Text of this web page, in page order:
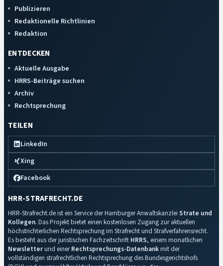
Publizieren
Redaktionelle Richtlinien
Redaktion
ENTDECKEN
Aktuelle Ausgabe
HRRS-Beiträge suchen
Archiv
Rechtsprechung
TEILEN
LinkedIn
Xing
Facebook
HRR-STRAFRECHT.DE
HRR-Strafrecht.de ist ein Service der Hamburger Anwaltskanzlei Strate und
Kollegen. Das Projekt bietet einen kostenlosen Zugang zur aktuellen
höchstrichterlichen Rechtsprechung im Strafrecht und Strafverfahrensrecht.
Es besteht aus der juristischen Fachzeitschrift HRRS, einem monatlichen
Newsletterund einerRechtsprechungs-Datenbankmit der
vollständigen strafrechtlichen Rechtsprechung des Bundesgerichtshofs